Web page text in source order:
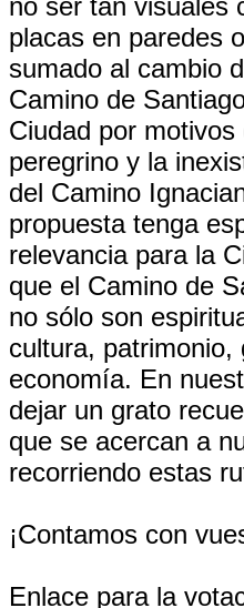
no ser tan visuales
placas en paredes
sumado al cambio
Camino de
Ciudad por
peregrino y la
del Camino
propuesta tenga
relevancia para la
que el Camino de
no sólo son
cultura, patrimonio,
economía. En
dejar un grato
que se acercan a
recorriendo estas
¡Contamos con
Enlace para la